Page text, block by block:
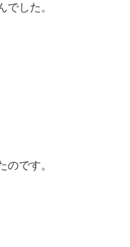
でした。
のです。